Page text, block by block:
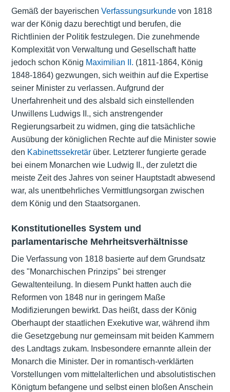
Gemäß der bayerischen Verfassungsurkundevon 1818
war der König dazu berechtigt und berufen, die
Richtlinien der Politik festzulegen. Die zunehmende
Komplexität von Verwaltung und Gesellschaft hatte
jedoch schon König Maximilian II. (1811-1864, König
1848-1864) gezwungen, sich weithin auf die Expertise
seiner Minister zu verlassen. Aufgrund der
Unerfahrenheit und des alsbald sich einstellenden
Unwillens Ludwigs II., sich anstrengender
Regierungsarbeit zu widmen, ging die tatsächliche
Ausübung der königlichen Rechte auf die Minister sowie
den Kabinettssekretärüber. Letzterer fungierte gerade
bei einem Monarchen wie Ludwig II., der zuletzt die
meiste Zeit des Jahres von seiner Hauptstadt abwesend
war, als unentbehrliches Vermittlungsorgan zwischen
dem König und den Staatsorganen.
Konstitutionelles System und
parlamentarische Mehrheitsverhältnisse
Die Verfassung von 1818 basierte auf dem Grundsatz
des "Monarchischen Prinzips" bei strenger
Gewaltenteilung. In diesem Punkt hatten auch die
Reformen von 1848nur in geringem Maße
Modifizierungen bewirkt. Das heißt, dass der König
Oberhaupt der staatlichen Exekutive war, während ihm
die Gesetzgebung nur gemeinsam mit beiden Kammern
des Landtags zukam. Insbesondere ernannte allein der
Monarch die Minister. Der in romantisch-verklärten
Vorstellungen vom mittelalterlichen und absolutistischen
Königtum befangene und selbst einen bloßen Anschein